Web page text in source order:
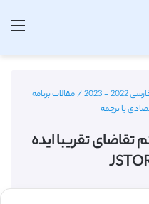
- 2023
/مقالات برنامه
با ترجمه
تقاضای تقریبا ایده